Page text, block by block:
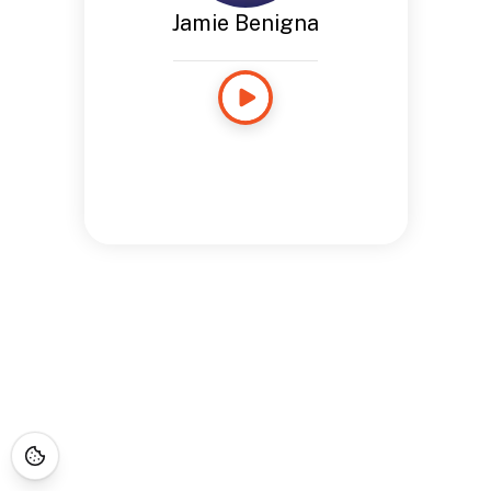
Jamie Benigna